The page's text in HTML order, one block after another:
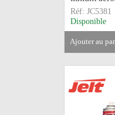
Réf: JC5381
Disponible
ajouter au